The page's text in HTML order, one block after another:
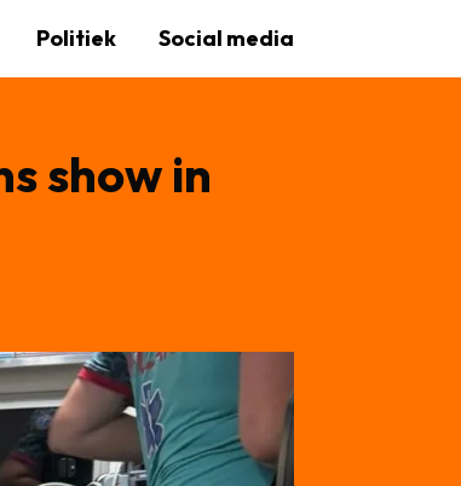
Politiek Social media
show in